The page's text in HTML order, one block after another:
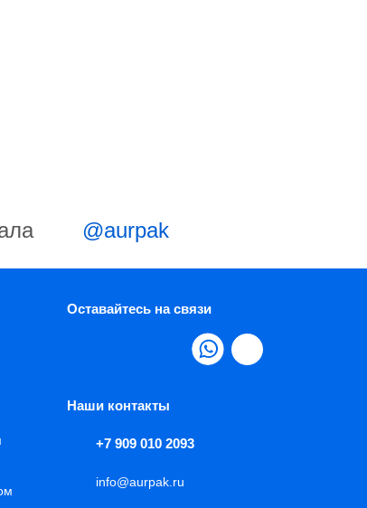
@aurpak
Оставайтесь на связи
Наши контакты
+7 909 010 2093
info@aurpak.ru